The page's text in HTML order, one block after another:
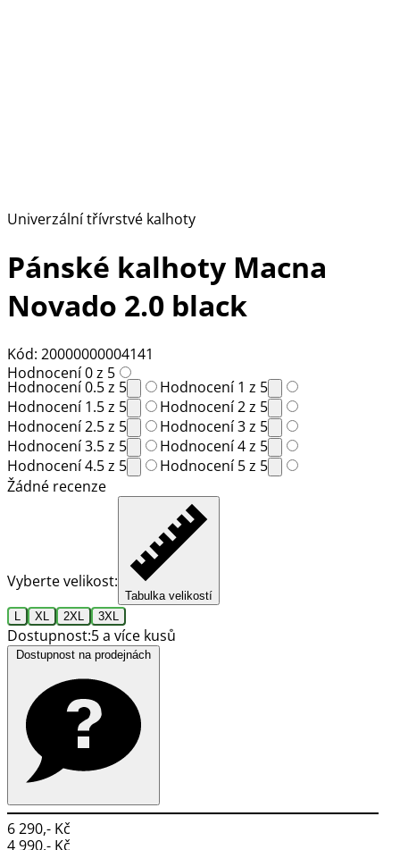
Univerzální třívrstvé kalhoty
Pánské kalhoty Macna
Novado 2.0 black
Kód: 20000000004141
Hodnocení 0 z 5
Hodnocení 0.5 z 5
Hodnocení 1 z 5
Hodnocení 1.5 z 5
Hodnocení 2 z 5
Hodnocení 2.5 z 5
Hodnocení 3 z 5
Hodnocení 3.5 z 5
Hodnocení 4 z 5
Hodnocení 4.5 z 5
Hodnocení 5 z 5
Žádné recenze
Vyberte velikost:
Tabulka velikostí
XL 2XL 3XL
Dostupnost:5 a více kusů
6 290,- Kč
4 990,- Kč